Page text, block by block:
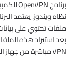
ملفات تحتوي على
بعد استيراد هذه
VPN مباشرة من جهاز الكمبيوتر.